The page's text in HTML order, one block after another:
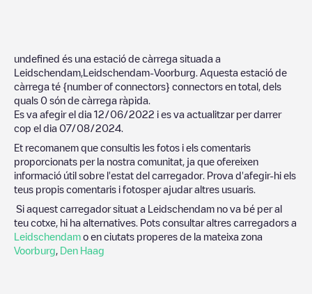
undefined és una estació de càrrega situada a
Leidschendam Leidschendam-Voorburg . Aquesta estació de
càrrega té {number of connectors} connectors en total, dels
quals 0 són de càrrega ràpida.
Es va afegir el dia 12/06/2022 i es va actualitzar per darrer
cop el dia 07/08/2024
Et recomanem que consultis les fotos i els comentaris
proporcionats per la nostra comunitat, ja que ofereixen
informació útil sobre l'estat del carregador. Prova d'afegir-hi els
teus propis comentaris i fotosper ajudar altres usuaris.
Si aquest carregador situat a Leidschendam no va bé per al
teu cotxe, hi ha alternatives. Pots consultar altres carregadors a
Leidschendam o en ciutats properes de la mateixa zona
Voorburg Den Haag